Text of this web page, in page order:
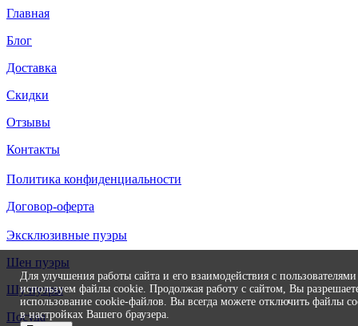
Главная
Блог
Доставка
Скидки
Отзывы
Контакты
Политика конфиденциальности
Договор-оферта
Эксклюзивные пуэры
Шен пуэры
Шу пуэры
Посуда
Для улучшения работы сайта и его взаимодействия с
используем файлы cookie. Продолжая работу с сайтом, Вы
использование cookie-файлов. Вы всегда можете отключить файлы
в настройках Вашего браузера.